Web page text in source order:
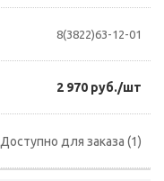
8(3822)63-12-01
2 970 руб./шт
Доступно для заказа (1)